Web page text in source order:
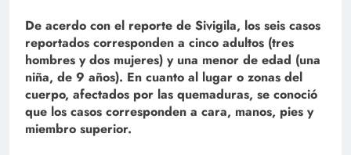
De acerdo con el reporte de Sivigila, los seis casos
reportados corresponden a cinco adultos (tres
hombres y dos mujeres) y una menor de edad (una
niña, de 9 años). En cuanto al lugar o zonas del
cuerpo, afectados por las quemaduras, se conoció
que los casos corresponden a cara, manos, pies y
miembro superior.